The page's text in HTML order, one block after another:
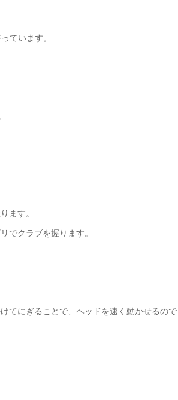
ています。
ます。
でクラブを握ります。
てにぎることで、ヘッドを速く動かせるので